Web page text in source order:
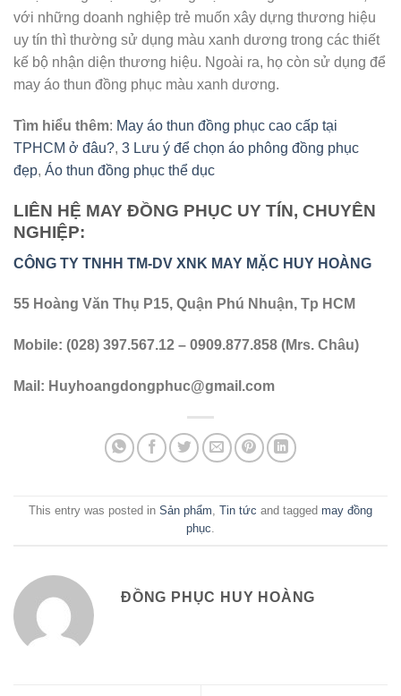
với những doanh nghiệp trẻ muốn xây dựng thương hiệu
uy tín thì thường sử dụng màu xanh dương trong các thiết
kế bộ nhận diện thương hiệu. Ngoài ra, họ còn sử dụng để
may áo thun đồng phục màu xanh dương.
Tìm hiểu thêm: May áo thun đồng phục cao cấp tại
TPHCM ở đâu?, 3 Lưu ý để chọn áo phông đồng phục
đẹp, Áo thun đồng phục thể dục
LIÊN HỆ MAY ĐỒNG PHỤC UY TÍN, CHUYÊN
NGHIỆP:
CÔNG TY TNHH TM-DV XNK MAY MẶC HUY HOÀNG
55 Hoàng Văn Thụ P15, Quận Phú Nhuận, Tp HCM
Mobile: (028) 397.567.12 – 0909.877.858 (Mrs. Châu)
Mail: Huyhoangdongphuc@gmail.com
This entry was posted in Sản phẩm, Tin tức and tagged may đồng
phục.
ĐỒNG PHỤC HUY HOÀNG